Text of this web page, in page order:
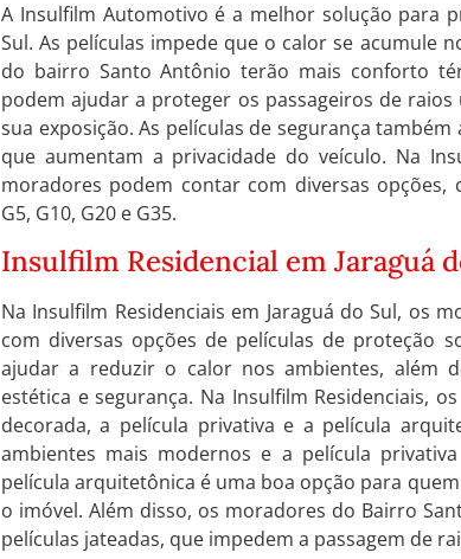
A Insulfilm Automotivo é a melhor solução para
Sul. As películas impede que o calor se acumule
do bairro Santo Antônio terão mais conforto
podem ajudar a proteger os passageiros de
sua exposição. As películas de segurança
que aumentam a privacidade do veículo. Na
moradores podem contar com diversas opções,
G5, G10, G20 e G35.
Insulfilm Residencial em Jaraguá
Na Insulfilm Residenciais em Jaraguá do Sul, os
com diversas opções de películas de proteção
ajudar a reduzir o calor nos ambientes, além
estética e segurança. Na Insulfilm Residenciais,
decorada, a película privativa e a película
ambientes mais modernos e a película
película arquitetônica é uma boa opção para
o imóvel. Além disso, os moradores do Bairro
películas jateadas, que impedem a passagem de